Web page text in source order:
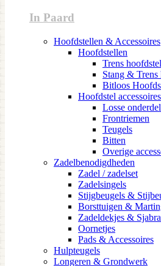
In Paard
Hoofdstellen & Accessoires
Hoofdstellen
Trens hoofdstel
Stang & Trens
Bitloos
Hoofdstel accessoires
Losse
Frontriemen
Teugels
Bitten
Overige
Zadelbenodigdheden
Zadel / zadelset
Zadelsingels
Stijgbeugels &
Borsttuigen &
Zadeldekjes &
Oornetjes
Pads & Accessoires
Hulpteugels
Longeren & Grondwerk